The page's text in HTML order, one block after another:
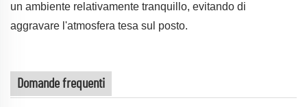
un ambiente relativamente tranquillo, evitando di
aggravare l'atmosfera tesa sul posto.
Domande frequenti